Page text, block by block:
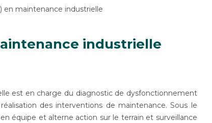
en maintenance industrielle
industrielle
est en charge du diagnostic de dysfonctionnement
des interventions de maintenance. Sous le
équipe et alterne action sur le terrain et surveillance